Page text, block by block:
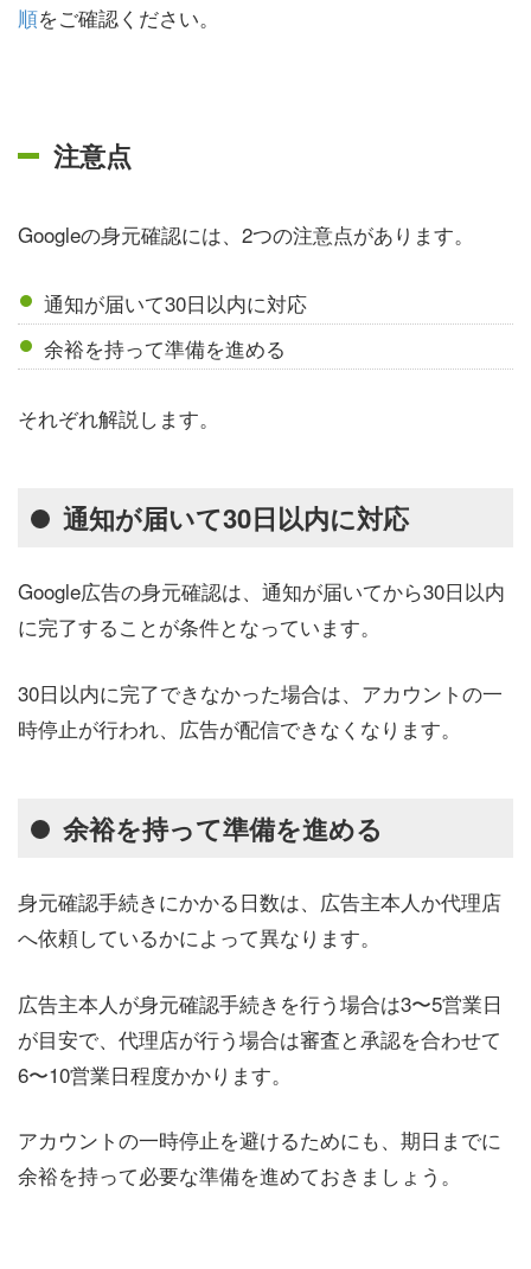
順をご確認ください。
注意点
Googleの身元確認には、2つの注意点があります。
通知が届いて30日以内に対応
余裕を持って準備を進める
それぞれ解説します。
通知が届いて30日以内に対応
Google広告の身元確認は、通知が届いてから30日以内
に完了することが条件となっています。
30日以内に完了できなかった場合は、アカウントの一
時停止が行われ、広告が配信できなくなります。
余裕を持って準備を進める
身元確認手続きにかかる日数は、広告主本人か代理店
へ依頼しているかによって異なります。
広告主本人が身元確認手続きを行う場合は3〜5営業日
が目安で、代理店が行う場合は審査と承認を合わせて
6〜10営業日程度かかります。
アカウントの一時停止を避けるためにも、期日までに
余裕を持って必要な準備を進めておきましょう。